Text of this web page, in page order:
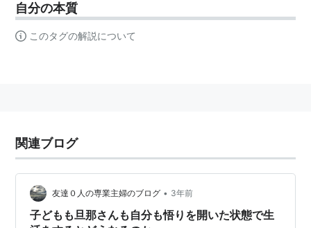
自分の本質
このタグの解説について
関連ブログ
友達０人の専業主婦のブログ • 3年前
子どもも旦那さんも自分も悟りを開いた状態で生